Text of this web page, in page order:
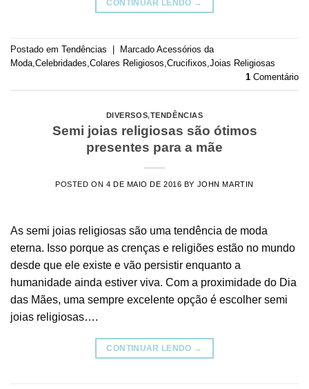
CONTINUAR LENDO →
Postado em Tendências Marcado Acessórios da
Moda Celebridades Colares Religiosos Crucifixos Joias Religiosas
1 Comentário
DIVERSOS,TENDÊNCIAS
Semi joias religiosas são ótimos
presentes para a mãe
POSTED ON 4 DE MAIO DE 2016 BY JOHN MARTIN
As semi joias religiosas são uma tendência de moda
eterna. Isso porque as crenças e religiões estão no mundo
desde que ele existe e vão persistir enquanto a
humanidade ainda estiver viva. Com a proximidade do Dia
das Mães, uma sempre excelente opção é escolher semi
joias religiosas….
CONTINUAR LENDO →